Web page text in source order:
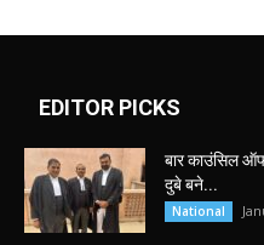
EDITOR PICKS
बार काउंसिल
दुबे बने...
National